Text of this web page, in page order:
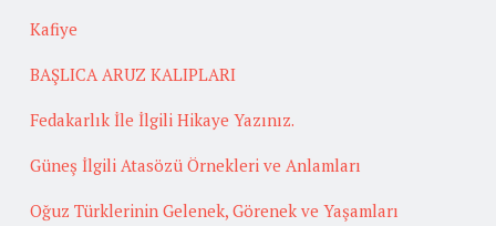
Kafiye
BAŞLICA ARUZ KALIPLARI
Fedakarlık İle İlgili Hikaye Yazınız.
Güneş İlgili Atasözü Örnekleri ve Anlamları
Oğuz Türklerinin Gelenek, Görenek ve Yaşamları